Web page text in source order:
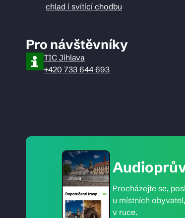
chlad i svítící chodbu
Pro návštěvníky
TIC Jihlava
+420 733 644 693
Procházejte se,
u místních
v ruce.